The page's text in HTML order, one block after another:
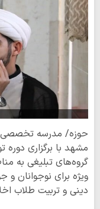
حوزه/ مدرسه تخصصی
مشهد با برگزاری دوره
گروه‌های تبلیغی به
ویژه برای نوجوانان و
دینی و تربیت طلاب